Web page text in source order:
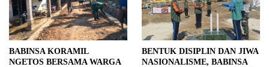
BABINSA KORAMIL
NGETOS BERSAMA WARGA
BENTUK DISIPLIN DAN JIWA
NASIONALISME, BABINSA